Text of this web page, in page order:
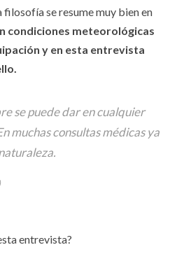
se resume muy bien en
condiciones meteorológicas
y en esta entrevista
se puede dar en cualquier
muchas consultas médicas ya
entrevista?